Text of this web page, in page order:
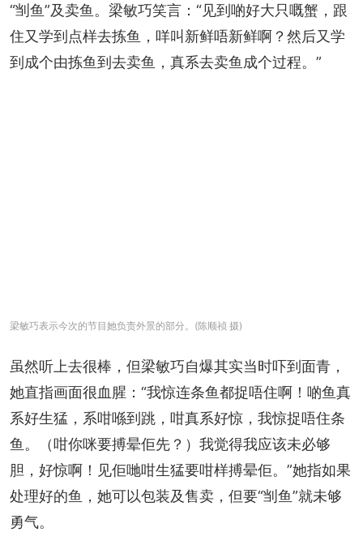
“㓥鱼”及卖鱼。梁敏巧笑言：“见到啲好大只嘅蟹，跟
住又学到点样去拣鱼，咩叫新鲜唔新鲜啊？然后又学
到成个由拣鱼到去卖鱼，真系去卖鱼成个过程。”
梁敏巧表示今次的节目她负责外景的部分。(陈顺祯 摄)
虽然听上去很棒，但梁敏巧自爆其实当时吓到面青，
她直指画面很血腥：“我惊连条鱼都捉唔住啊！啲鱼真
系好生猛，系咁喺到跳，咁真系好惊，我惊捉唔住条
鱼。（咁你咪要搏晕佢先？）我觉得我应该未必够
胆，好惊啊！见佢哋咁生猛要咁样搏晕佢。”她指如果
处理好的鱼，她可以包装及售卖，但要“㓥鱼”就未够
勇气。